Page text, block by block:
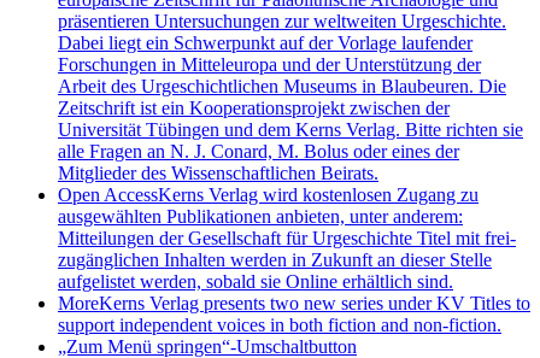
präsentieren Untersuchungen zur weltweiten Urgeschichte.
Dabei liegt ein Schwerpunkt auf der Vorlage laufender
Forschungen in Mitteleuropa und der Unterstützung der
Arbeit des Urgeschichtlichen Museums in Blaubeuren. Die
Zeitschrift ist ein Kooperationsprojekt zwischen der
Universität Tübingen und dem Kerns Verlag. Bitte richten sie
alle Fragen an N. J. Conard, M. Bolus oder eines der
Mitglieder des Wissenschaftlichen Beirats.
Open AccessKerns Verlag wird kostenlosen Zugang zu
ausgewählten Publikationen anbieten, unter anderem:
Mitteilungen der Gesellschaft für Urgeschichte Titel mit frei-
zugänglichen Inhalten werden in Zukunft an dieser Stelle
aufgelistet werden, sobald sie Online erhältlich sind.
MoreKerns Verlag presents two new series under KV Titles to
support independent voices in both fiction and non-fiction.
„Zum Menü springen“-Umschaltbutton